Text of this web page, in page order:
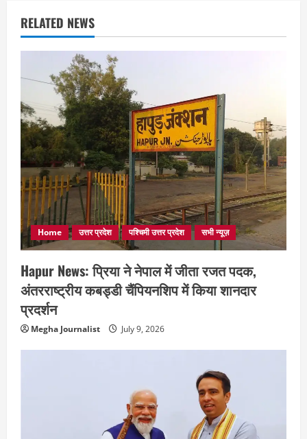
RELATED NEWS
Home उत्तर प्रदेश पश्चिमी उत्तर प्रदेश सभी न्यूज़
Hapur News: प्रिया ने नेपाल में जीता रजत पदक,
अंतरराष्ट्रीय कबड्डी चैंपियनशिप में किया शानदार
प्रदर्शन
Megha Journalist July 9, 2026